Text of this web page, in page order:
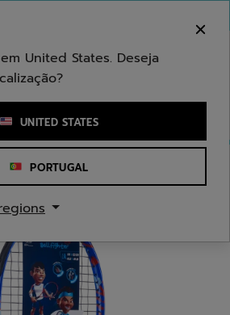
chave ou um número de artigo
United States. Deseja
UNITED STATES
PORTUGAL